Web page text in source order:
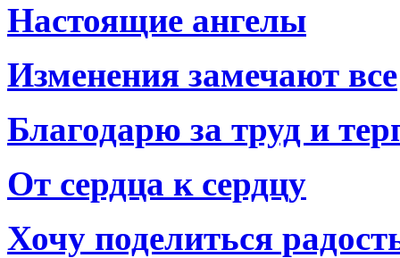
Настоящие ангелы
Изменения замечают все
Благодарю за труд и
От сердца к сердцу
Хочу поделиться